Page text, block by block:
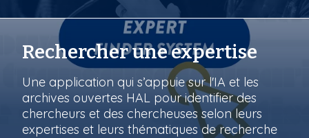
Rechercher une expertise
Une application qui s’appuie sur l'IA et les
archives ouvertes HAL pour identifier des
chercheurs et des chercheuses selon leurs
expertises et leurs thématiques de recherche